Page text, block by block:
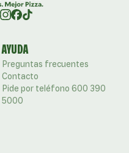
AYUDA
Preguntas frecuentes
Contacto
Pide por teléfono 600 390
5000